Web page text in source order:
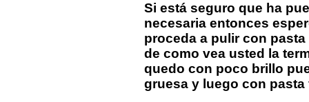
Si está seguro que ha
necesaria entonces
proceda a pulir con
de como vea usted la
quedo con poco brillo
gruesa y luego con pasta